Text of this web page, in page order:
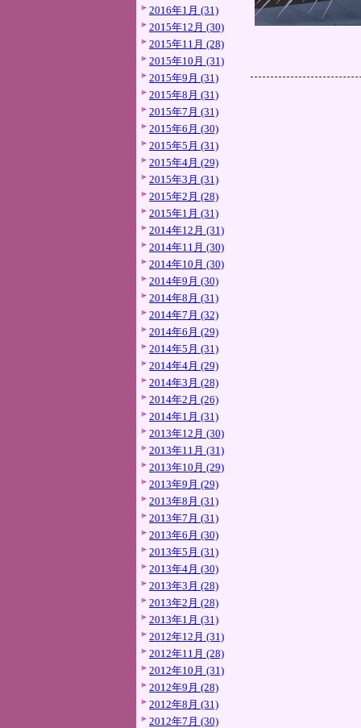
2016年1月 (31)
2015年12月 (30)
2015年11月 (28)
2015年10月 (31)
2015年9月 (31)
2015年8月 (31)
2015年7月 (31)
2015年6月 (30)
2015年5月 (31)
2015年4月 (29)
2015年3月 (31)
2015年2月 (28)
2015年1月 (31)
2014年12月 (31)
2014年11月 (30)
2014年10月 (30)
2014年9月 (30)
2014年8月 (31)
2014年7月 (32)
2014年6月 (29)
2014年5月 (31)
2014年4月 (29)
2014年3月 (28)
2014年2月 (26)
2014年1月 (31)
2013年12月 (30)
2013年11月 (31)
2013年10月 (29)
2013年9月 (29)
2013年8月 (31)
2013年7月 (31)
2013年6月 (30)
2013年5月 (31)
2013年4月 (30)
2013年3月 (28)
2013年2月 (28)
2013年1月 (31)
2012年12月 (31)
2012年11月 (28)
2012年10月 (31)
2012年9月 (28)
2012年8月 (31)
2012年7月 (30)